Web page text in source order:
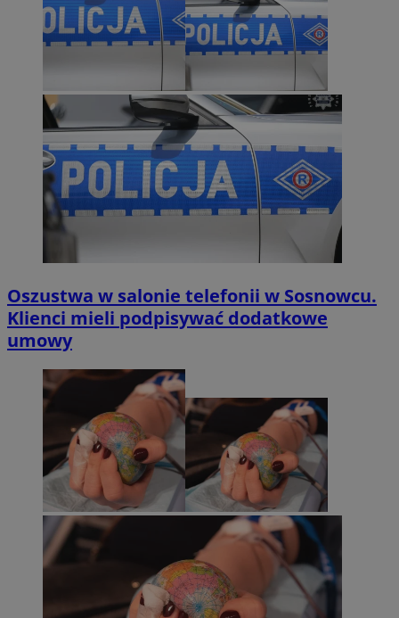
Oszustwa w salonie telefonii w Sosnowcu.
Klienci mieli podpisywać dodatkowe
umowy